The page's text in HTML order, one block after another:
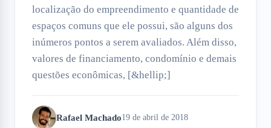
localização do empreendimento e quantidade de
espaços comuns que ele possui, são alguns dos
inúmeros pontos a serem avaliados. Além disso,
valores de financiamento, condomínio e demais
questões econômicas, [&hellip;]
Rafael Machado19 de abril de 2018